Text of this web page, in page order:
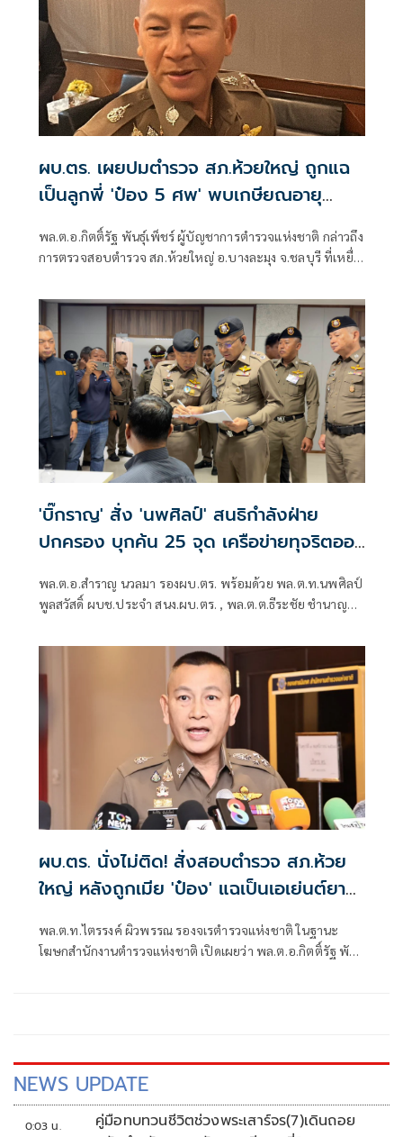
ผบ.ตร. เผยปมตำรวจ สภ.ห้วยใหญ่ ถูกแฉ
เป็นลูกพี่ 'ป๋อง 5 ศพ' พบเกษียณอายุ
ตั้งแต่ปี 57
พล.ต.อ.กิตติ์รัฐ พันธุ์เพ็ชร์ ผู้บัญชาการตำรวจแห่งชาติ กล่าวถึง
การตรวจสอบตำรวจ สภ.ห้วยใหญ่ อ.บางละมุง จ.ชลบุรี ที่เหยื่อ
มาระบุว่า นายป๋องเป็นเด็กเดินยาของตำรวจ สภ.ห้วยใหญ่
'บิ๊กราญ' สั่ง 'นพศิลป์' สนธิกำลังฝ่าย
ปกครอง บุกค้น 25 จุด เครือข่ายทุจริตออ
พล.ต.อ.สำราญ นวลมา รองผบ.ตร. พร้อมด้วย พล.ต.ท.นพศิลป์
พูลสวัสดิ์ ผบช.ประจำ สนง.ผบ.ตร. , พล.ต.ต.ธีระชัย ชำนาญ
ผบ.ตร. นั่งไม่ติด! สั่งสอบตำรวจ สภ.ห้วย
ใหญ่ หลังถูกเมีย 'ป๋อง' แฉเป็นเอเย่นต์ยา
พล.ต.ท.ไตรรงค์ ผิวพรรณ รองจเรตำรวจแห่งชาติ ในฐานะ
โฆษกสำนักงานตำรวจแห่งชาติ เปิดเผยว่า พล.ต.อ.กิตติ์รัฐ พันธุ์
NEWS UPDATE
0:03 น.
คู่มือทบทวนชีวิตช่วงพระเสาร์จร(7)เดินถอย